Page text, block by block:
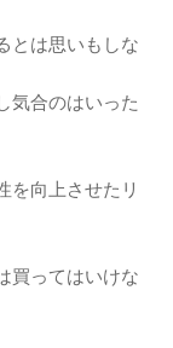
とは思いもしな
気合のはいった
を向上させたリ
買ってはいけな